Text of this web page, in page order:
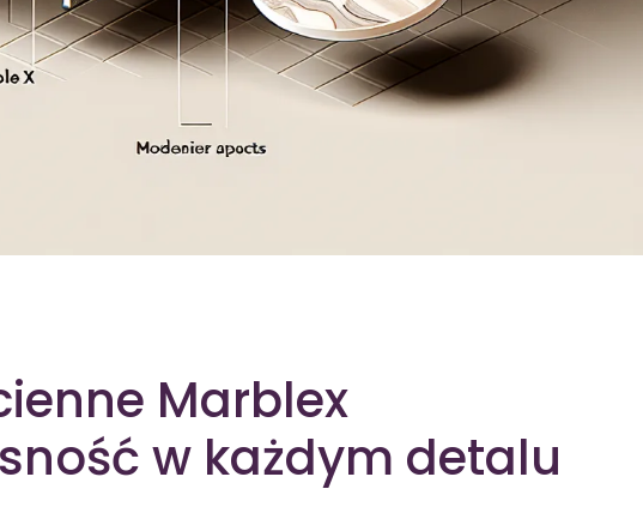
Marblex
w każdym detalu